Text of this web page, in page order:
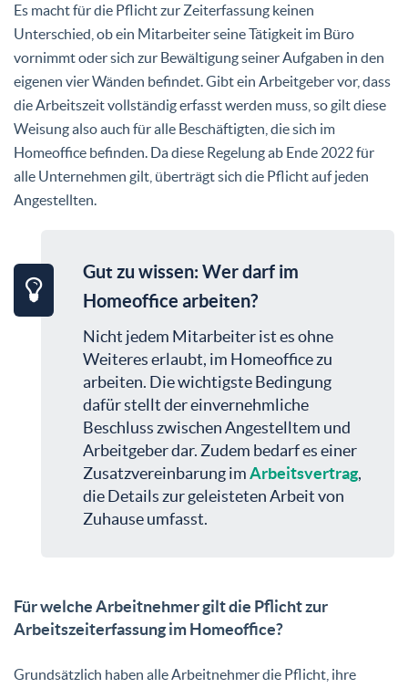
Es macht für die Pflicht zur Zeiterfassung keinen
Unterschied, ob ein Mitarbeiter seine Tätigkeit im Büro
vornimmt oder sich zur Bewältigung seiner Aufgaben in den
eigenen vier Wänden befindet. Gibt ein Arbeitgeber vor, dass
die Arbeitszeit vollständig erfasst werden muss, so gilt diese
Weisung also auch für alle Beschäftigten, die sich im
Homeoffice befinden. Da diese Regelung ab Ende 2022 für
alle Unternehmen gilt, überträgt sich die Pflicht auf jeden
Angestellten.
Gut zu wissen: Wer darf im
Homeoffice arbeiten?
Nicht jedem Mitarbeiter ist es ohne
Weiteres erlaubt, im Homeoffice zu
arbeiten. Die wichtigste Bedingung
dafür stellt der einvernehmliche
Beschluss zwischen Angestelltem und
Arbeitgeber dar. Zudem bedarf es einer
Zusatzvereinbarung imArbeitsvertrag,
die Details zur geleisteten Arbeit von
Zuhause umfasst.
Für welche Arbeitnehmer gilt die Pflicht zur
Arbeitszeiterfassung im Homeoffice?
Grundsätzlich haben alle Arbeitnehmer die Pflicht, ihre